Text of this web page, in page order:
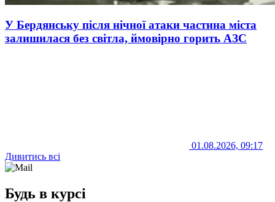
У Бердянську після нічної атаки частина міста
залишилася без світла, ймовірно горить АЗС
01.08.2026, 09:17
Дивитись всі
Будь в курсі